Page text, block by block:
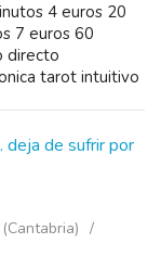
4 euros 20
7 euros 60
directo
tarot intuitivo
deja de sufrir por